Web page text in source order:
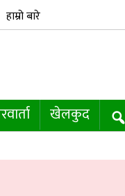
हाम्रो बारे
खेलकुद